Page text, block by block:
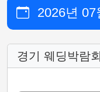
2026년 07
경기 웨딩박람회